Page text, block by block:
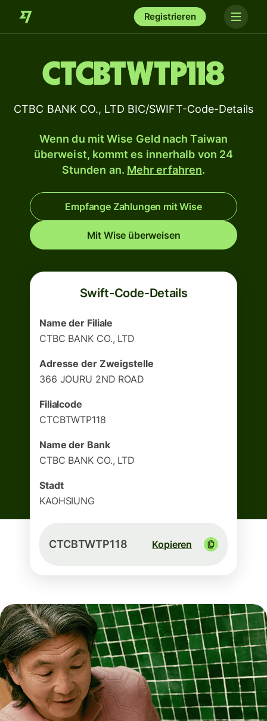
Registrieren
CTCBTWTP118
CTBC BANK CO., LTD BIC/SWIFT-Code-Details
Wenn du mit Wise Geld nach Taiwan
überweist, kommt es innerhalb von 24
Stunden an. Mehr erfahren.
Empfange Zahlungen mit Wise
Mit Wise überweisen
Swift-Code-Details
Name der Filiale
CTBC BANK CO., LTD
Adresse der Zweigstelle
366 JOURU 2ND ROAD
Filialcode
CTCBTWTP118
Name der Bank
CTBC BANK CO., LTD
Stadt
KAOHSIUNG
CTCBTWTP118 Kopieren